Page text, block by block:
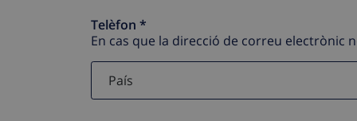
Telèfon *
En cas que la direcció de correu electrònic